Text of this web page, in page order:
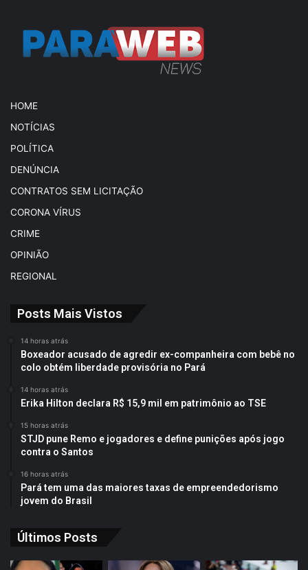
HOME
NOTÍCIAS
POLÍTICA
DENÚNCIA
CONTRATOS SEM LICITAÇÃO
CORONA VÍRUS
CRIME
OPINIÃO
REGIONAL
Posts Mais Vistos
14 horas atrás
Boxeador acusado de agredir ex-companheira com bebê no
colo obtém liberdade provisória no Pará
14 horas atrás
Erika Hilton declara R$ 15,9 mil em patrimônio ao TSE
15 horas atrás
STJD pune Remo e jogadores e define punições após jogo
contra o Santos
16 horas atrás
Pará tem uma das maiores taxas de empreendedorismo
jovem do Brasil
Últimos Posts